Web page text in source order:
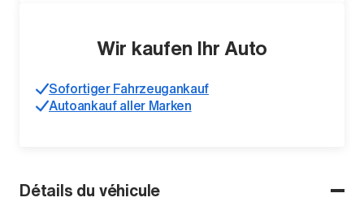
Détails du véhicule
Wir kaufen Ihr Auto
Sofortiger Fahrzeugankauf
Autoankauf aller Marken